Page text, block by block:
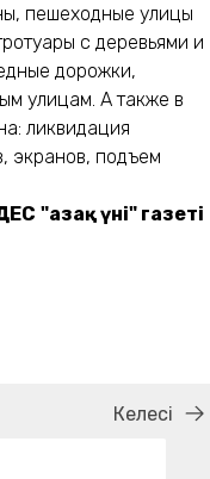
пешеходные улицы
с деревьями и
дорожки,
улицам. А также в
ликвидация
экранов, подъем
"Қазақ үні" газеті
Келесі